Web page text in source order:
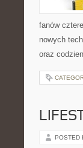
fanów
nowych
oraz
POSTED